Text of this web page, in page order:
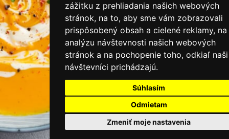
zážitku z prehliadania našich webových
stránok, na to, aby sme vám zobrazovali
prispôsobený obsah a cielené reklamy, na
analýzu návštevnosti našich webových
stránok a na pochopenie toho, odkiaľ naši
návštevníci prichádzajú.
Súhlasím
Odmietam
Zmeniť moje nastavenia
PRIHLÁSIŤ SA DO ZÁKAZNÍCKEJ ZÓNY
Všeobecné obchodné podmienky
Ochrana osobných údajov
Cookies
Moje KamNaMenu
Pridať reštauráciu
Cenník balíkov